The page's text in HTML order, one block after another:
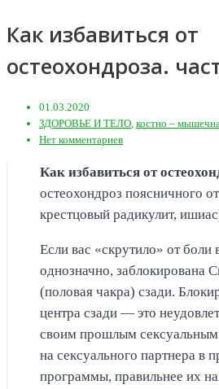
Как избавиться от
остеохондроза.
01.03.2020
ЗДОРОВЬЕ И ТЕЛО, костно –
Нет комментариев
Как избавиться от
остеохондроз поясничного
крестцовый радикулит,
Если вас «скрутило» от боли
однозначно, заблокирована
(половая чакра) сзади.
центра сзади — это
своим прошлым
на сексуального партнера в
программы, правильнее их